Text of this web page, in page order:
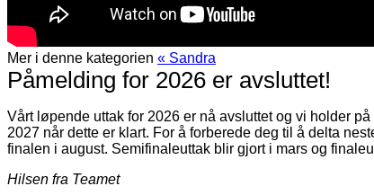
Mer i denne kategorien « Sandra
Påmelding for 2026 er avsluttet!
Vårt løpende uttak for 2026 er nå avsluttet og vi holder
2027 når dette er klart. For å forberede deg til å delta
finalen i august. Semifinaleuttak blir gjort i mars og
Hilsen fra Teamet